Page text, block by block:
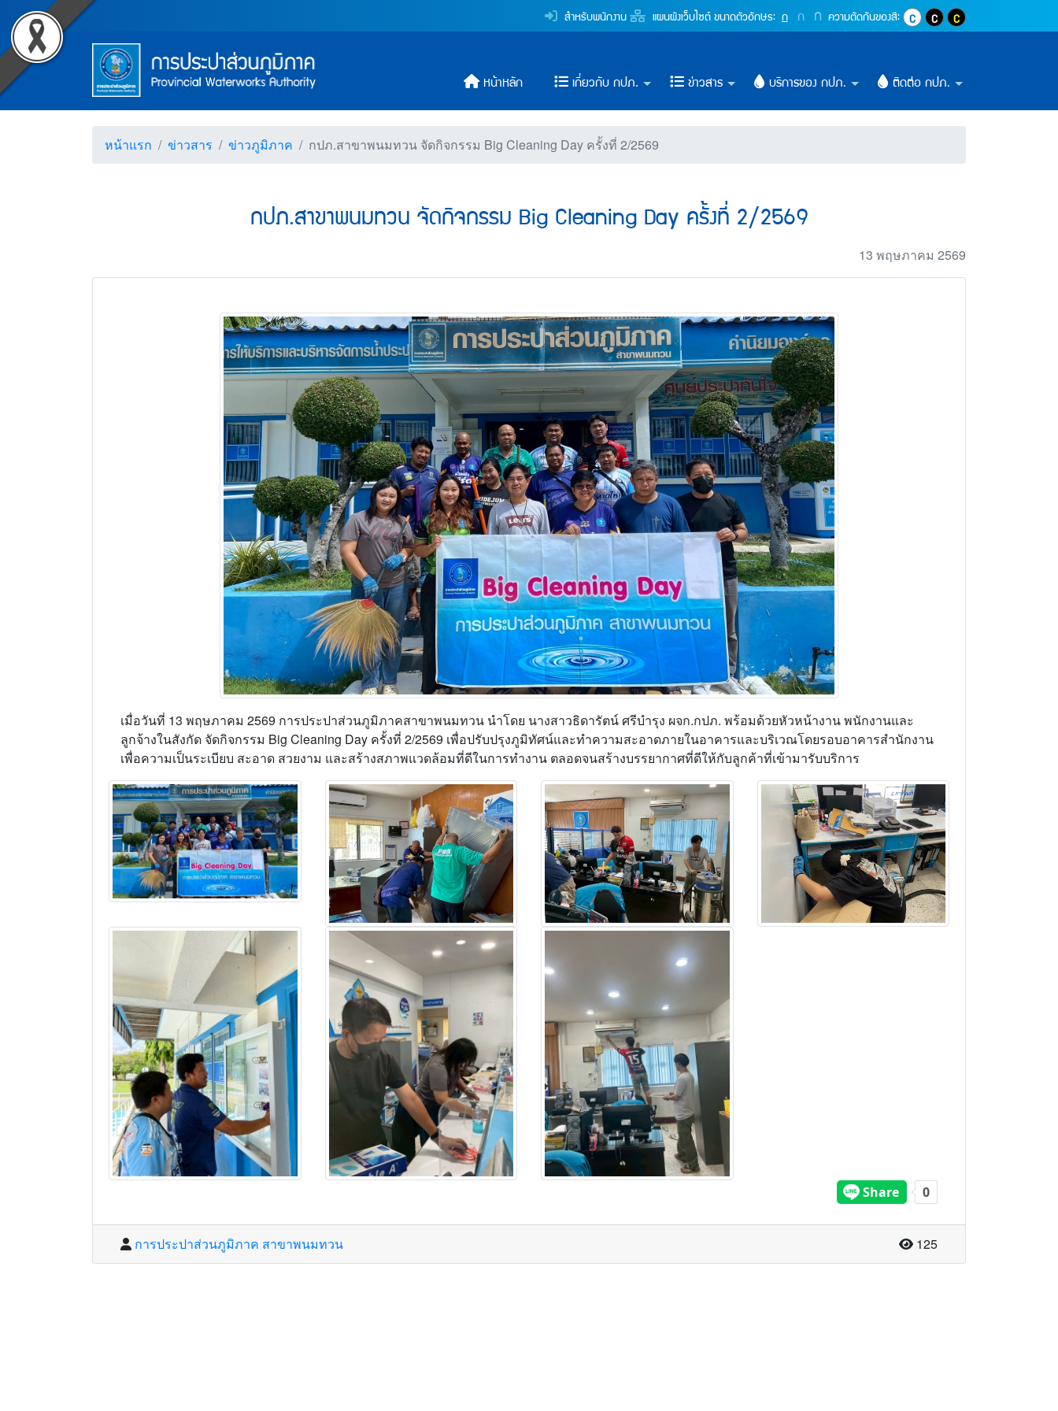
กปภ.สาขาพนมทวน จัดกิจกรรม Big Cleaning Day ครั้งที่ 2/2569 (การประปาส่
ข้ามไปยังเนื้อหา (Skip to content)
ข้ามไปยังเมนู (Skip to menu)
หน้าค้นหาข้อมูลในเว็บไซต์ (Search)
หน้าแผนผังเว็บไซต์ (Sitemap)
ตัวช่วยเหลือการเข้าถึงเว็บไซต์
หน้าหลักหรือโฮมเพจ
หน้าคำถามยอดฮิต
Top Menu สำหรับพนักงาน แผนผังเว็บไซต์ขนาดตัวอักษร: กปุ่มปรับตัวอักษรให้เป็นขนาด 16 pixel
กปุ่มเพิ่มขนาดตัวอักษรอีก 1.2 เท่า
ก ปุ่มเพิ่มขนาดตัวอักษรอีก 1.4 เท่า
ความตัดกันของสี: ปุ่มปรับสีตัวอักษร และสีพื้นหลังให้
ปุ่มปรับสีตัวอักษรสีขาว และ
ปุ่มปรับสีตัวอักษรสีเหลื
Main Menuตราสัญลักษณ์ และค่านิยม การประปาส่วนภูมิภาค
หน้าหลัก เกี่ยวกับ กปภ. ข่าวสาร บริการของ กปภ. ติดต่อ กปภ.
หน้าแรก ข่าวสาร ข่าวภูมิภาค กปภ.สาขาพนมทวน จัดกิจกรรม Big Cleaning Day ครั้งที่ 2/2569
กปภ.สาขาพนมทวน จัดกิจกรรม Big Cleaning Day ครั้งที่ 2/2569
13 พฤษภาคม 2569
เมื่อวันที่ 13 พฤษภาคม 2569 การประปาส่วนภูมิภาคสาขาพนมทวน นำโดย นางสาวธิดารัตน์ ศรีบำรุง ผจก.กปภ. พร้อมด้วยหัวหน้างาน พนักงานและ
ลูกจ้างในสังกัด จัดกิจกรรม Big Cleaning Day ครั้งที่ 2/2569 เพื่อปรับปรุงภูมิทัศน์และทำความสะอาดภายในอาคารและบริเวณโดยรอบอาคารสำนักงาน
เพื่อความเป็นระเบียบ สะอาด สวยงาม และสร้างสภาพแวดล้อมที่ดีในการทำงาน ตลอดจนสร้างบรรยากาศที่ดีให้กับลูกค้าที่เข้ามารับบริการ
การประปาส่วนภูมิภาค สาขาพนมทวน จำนวนผู้อ่าน
125